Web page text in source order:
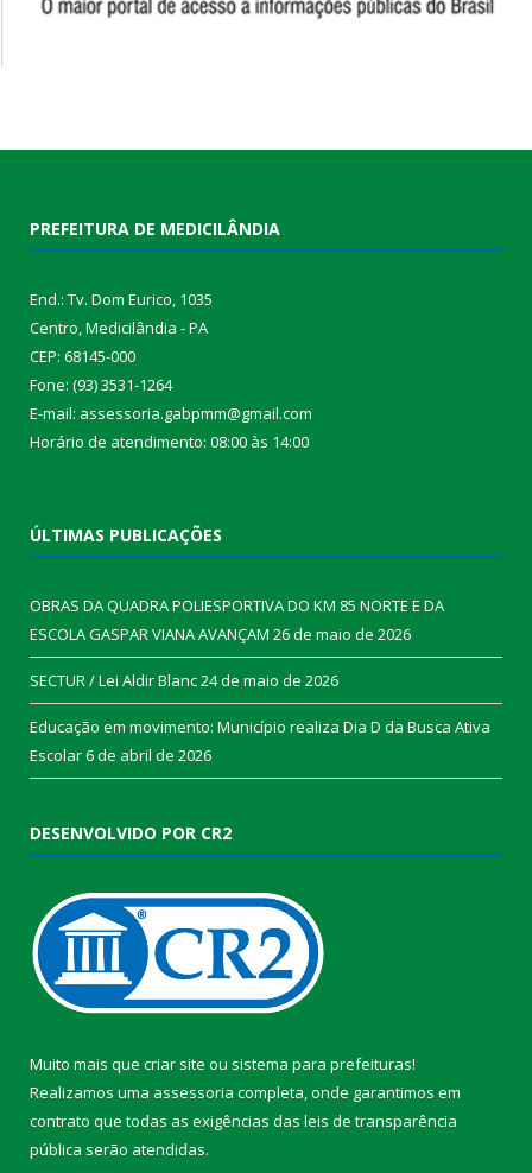
PREFEITURA DE MEDICILÂNDIA
End.: Tv. Dom Eurico, 1035
Centro, Medicilândia - PA
CEP: 68145-000
Fone: (93) 3531-1264
E-mail: assessoria.gabpmm@gmail.com
Horário de atendimento: 08:00 às 14:00
ÚLTIMAS PUBLICAÇÕES
OBRAS DA QUADRA POLIESPORTIVA DO KM 85 NORTE E DA
ESCOLA GASPAR VIANA AVANÇAM 26 de maio de 2026
SECTUR / Lei Aldir Blanc24 de maio de 2026
Educação em movimento: Município realiza Dia D da Busca Ativa
Escolar6 de abril de 2026
DESENVOLVIDO POR CR2
Muito mais que criar site ou sistema para prefeituras!
Realizamos uma assessoria completa, onde garantimos em
contrato que todas as exigências das leis de transparência
pública serão atendidas.